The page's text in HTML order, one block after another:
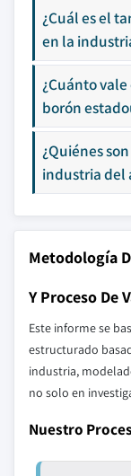
¿Cuál es el
en la
¿Cuánto
borón
¿Quiénes
industria del
Metodología
Y Proceso De
Este informe se
estructurado
industria,
no solo en
Nuestro